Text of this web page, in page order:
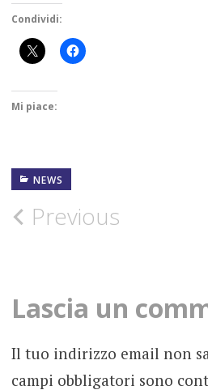
Condividi:
Mi piace:
NEWS
21
FEBBRAIO
FUTURO
NEW
SINGLE
NEWS
Post
Previous
Lascia un
Il tuo indirizzo email non
campi obbligatori sono